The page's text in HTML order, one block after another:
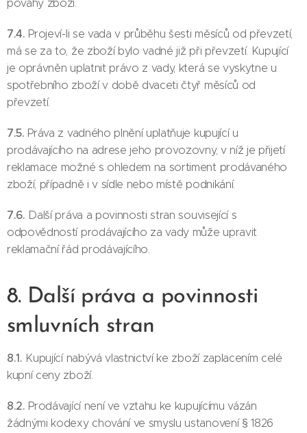
povahy zboží.
7.4. Projeví-li se vada v průběhu šesti měsíců od převzetí,
má se za to, že zboží bylo vadné již při převzetí. Kupující
je oprávněn uplatnit právo z vady, která se vyskytne u
spotřebního zboží v době dvaceti čtyř měsíců od
převzetí.
7.5. Práva z vadného plnění uplatňuje kupující u
prodávajícího na adrese jeho provozovny, v níž je přijetí
reklamace možné s ohledem na sortiment prodávaného
zboží, případně i v sídle nebo místě podnikání.
7.6. Další práva a povinnosti stran související s
odpovědností prodávajícího za vady může upravit
reklamační řád prodávajícího.
8. Další práva a povinnosti
smluvních stran
8.1. Kupující nabývá vlastnictví ke zboží zaplacením celé
kupní ceny zboží.
8.2. Prodávající není ve vztahu ke kupujícímu vázán
žádnými kodexy chování ve smyslu ustanovení § 1826